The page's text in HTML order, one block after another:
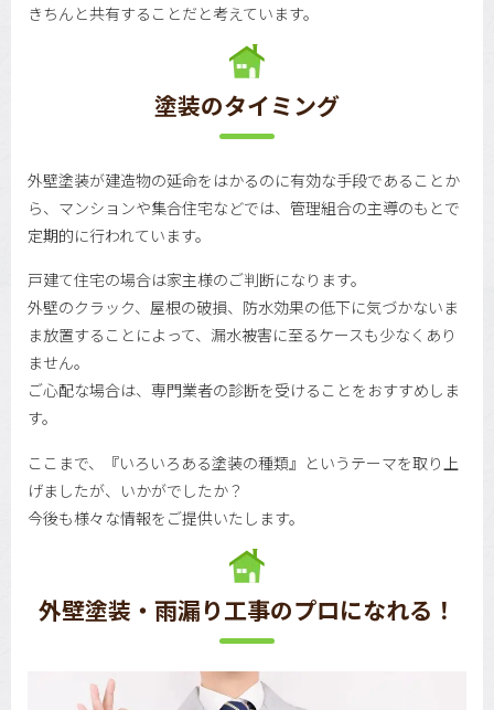
きちんと共有することだと考えています。
塗装のタイミング
外壁塗装が建造物の延命をはかるのに有効な手段であることか
ら、マンションや集合住宅などでは、管理組合の主導のもとで
定期的に行われています。
戸建て住宅の場合は家主様のご判断になります。
外壁のクラック、屋根の破損、防水効果の低下に気づかないま
ま放置することによって、漏水被害に至るケースも少なくあり
ません。
ご心配な場合は、専門業者の診断を受けることをおすすめしま
す。
ここまで、『いろいろある塗装の種類』というテーマを取り上
げましたが、いかがでしたか？
今後も様々な情報をご提供いたします。
外壁塗装・雨漏り工事のプロになれる！